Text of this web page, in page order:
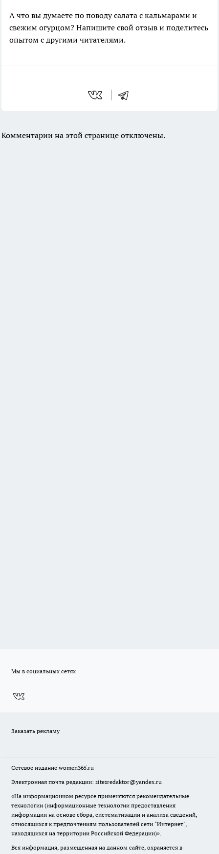
А что вы думаете по поводу салата с кальмарами и
свежим огурцом? Напишите свой отзыв и поделитесь
опытом с другими читателями.
Комментарии на этой странице отключены.
Мы в социальных сетях
Заказать рекламу
Сетевое издание women365.ru
Электронная почта редакции: sitesredaktor@yandex.ru
«На информационном ресурсе применяются рекомендательные
технологии (информационные технологии предоставления
информации на основе сбора, систематизации и анализа сведений,
относящихся к предпочтениям пользователей сети "Интернет",
находящихся на территории Российской Федерации)».
Вся информация, размещенная на данном сайте, охраняется в